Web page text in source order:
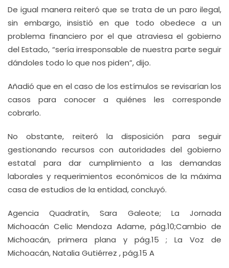
De igual manera reiteró que se trata de un paro ilegal,
sin embargo, insistió en que todo obedece a un
problema financiero por el que atraviesa el gobierno
del Estado, “sería irresponsable de nuestra parte seguir
dándoles todo lo que nos piden”, dijo.
Añadió que en el caso de los estímulos se revisarían los
casos para conocer a quiénes les corresponde
cobrarlo.
No obstante, reiteró la disposición para seguir
gestionando recursos con autoridades del gobierno
estatal para dar cumplimiento a las demandas
laborales y requerimientos económicos de la máxima
casa de estudios de la entidad, concluyó.
Agencia Quadratín, Sara Galeote; La Jornada
Michoacán Celic Mendoza Adame, pág.10;Cambio de
Michoacán, primera plana y pág.15 ; La Voz de
Michoacán, Natalia Gutiérrez , pág.15 A